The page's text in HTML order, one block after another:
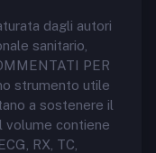
dagli autori
sanitario,
PER
strumento utile
a sostenere il
volume contiene
RX, TC,